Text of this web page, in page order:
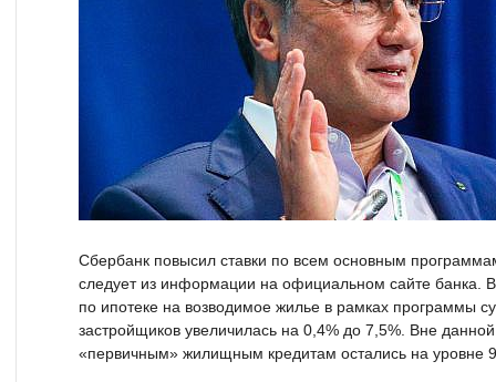
Сбербанк повысил ставки по всем основным
следует из информации на официальном сайте банка.
по ипотеке на возводимое жилье в рамках программы
застройщиков увеличилась на 0,4% до 7,5%. Вне
«первичным» жилищным кредитам остались на уровне